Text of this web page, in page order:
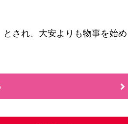
され、大安よりも物事を始め